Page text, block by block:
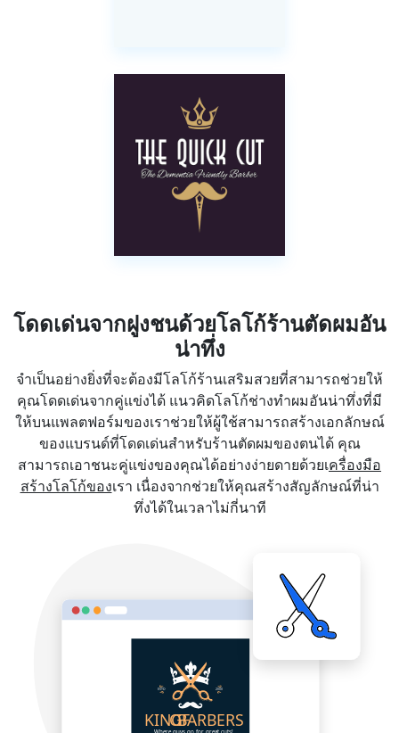
โดดเด่นจากฝูงชนด้วยโลโก้ร้านตัดผมอัน
น่าทึ่ง
จำเป็นอย่างยิ่งที่จะต้องมีโลโก้ร้านเสริมสวยที่สามารถช่วยให้
คุณโดดเด่นจากคู่แข่งได้ แนวคิดโลโก้ช่างทำผมอันน่าทึ่งที่มี
ให้บนแพลตฟอร์มของเราช่วยให้ผู้ใช้สามารถสร้างเอกลักษณ์
ของแบรนด์ที่โดดเด่นสำหรับร้านตัดผมของตนได้ คุณ
สามารถเอาชนะคู่แข่งของคุณได้อย่างง่ายดายด้วยเครื่องมือ
สร้างโลโก้ของเรา เนื่องจากช่วยให้คุณสร้างสัญลักษณ์ที่น่า
ทึ่งได้ในเวลาไม่กี่นาที